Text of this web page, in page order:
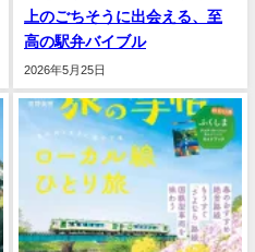
上のごちそうに出会える、至
高の駅弁バイブル
2026年5月25日